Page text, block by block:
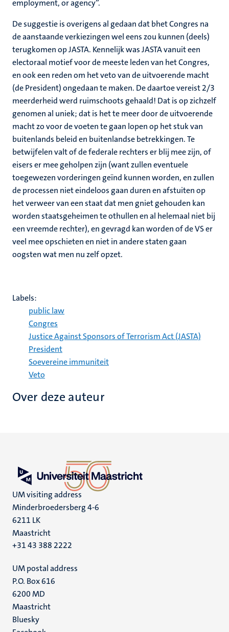
employment, or agency”.
De suggestie is overigens al gedaan dat bhet Congres na
de aanstaande verkiezingen wel eens zou kunnen (deels)
terugkomen op JASTA. Kennelijk was JASTA vanuit een
electoraal motief voor de meeste leden van het Congres,
en ook een reden om het veto van de uitvoerende macht
(de President) ongedaan te maken. De daartoe vereist 2/3
meerderheid werd ruimschoots gehaald! Dat is op zichzelf
genomen al uniek; dat is het te meer door de uitvoerende
macht zo voor de voeten te gaan lopen op het stuk van
buitenlands beleid en buitenlandse betrekkingen. Te
betwijfelen valt of de federale rechters er blij mee zijn, of
eisers er mee geholpen zijn (want zullen eventuele
toegewezen vorderingen geïnd kunnen worden, en zullen
de processen niet eindeloos gaan duren en afstuiten op
het verweer van een staat dat men gniet gehouden kan
worden staatsgeheimen te othullen en al helemaal niet bij
een vreemde rechter), en gevragd kan worden of de VS er
veel mee opschieten en niet in andere staten gaan
oogsten wat men nu zelf opzet.
Labels:
public law
Congres
Justice Against Sponsors of Terrorism Act (JASTA)
President
Soevereine immuniteit
Veto
Over deze auteur
UM visiting address
Minderbroedersberg 4-6
6211 LK
Maastricht
+31 43 388 2222
UM postal address
P.O. Box 616
6200 MD
Maastricht
Social
Bluesky